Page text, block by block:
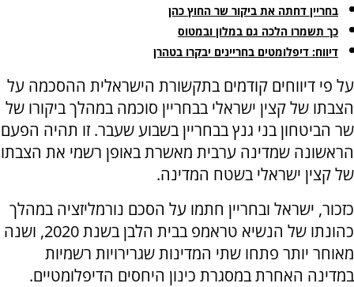
בחריין דחתה את ביקור שר החוץ כהן
כך תשמרו הלכה גם במלון ובמטוס
דיווח: דיפלומטים בחריינים יבקרו בטהרן
על פי דיווחים קודמים בתקשורת הישראלית ההסכמה על
הצבתו של קצין ישראלי בבחריין סוכמה במהלך ביקורו של
שר הביטחון בני גנץ בבחריין בשבוע שעבר. זו תהיה הפעם
הראשונה שמדינה ערבית מאשרת באופן רשמי את הצבתו
של קצין ישראלי בשטח המדינה.
כזכור, ישראל ובחריין חתמו על הסכם נורמליזציה במהלך
כהונתו של הנשיא טראמפ בבית הלבן בשנת 2020, ושנה
מאוחר יותר פתחו שתי המדינות שגרירויות רשמיות
במדינה האחרת במסגרת כינון היחסים הדיפלומטיים.